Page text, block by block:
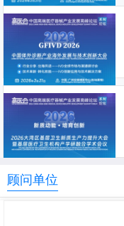
顾问单位